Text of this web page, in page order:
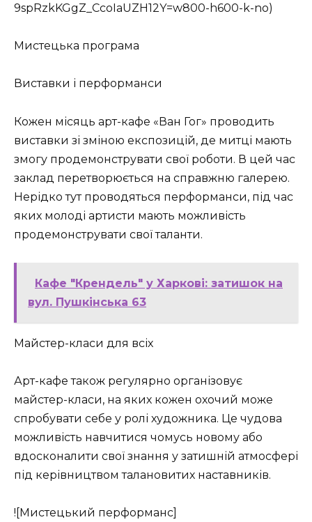
9spRzkKGgZ_CcoIaUZH12Y=w800-h600-k-no)
Мистецька програма
Виставки і перформанси
Кожен місяць арт-кафе «Ван Гог» проводить
виставки зі зміною експозицій, де митці мають
змогу продемонструвати свої роботи. В цей час
заклад перетворюється на справжню галерею.
Нерідко тут проводяться перформанси, під час
яких молоді артисти мають можливість
продемонструвати свої таланти.
Кафе "Крендель" у Харкові: затишок на
вул. Пушкінська 63
Майстер-класи для всіх
Арт-кафе також регулярно організовує
майстер-класи, на яких кожен охочий може
спробувати себе у ролі художника. Це чудова
можливість навчитися чомусь новому або
вдосконалити свої знання у затишній атмосфері
під керівництвом талановитих наставників.
![Мистецький перформанс]